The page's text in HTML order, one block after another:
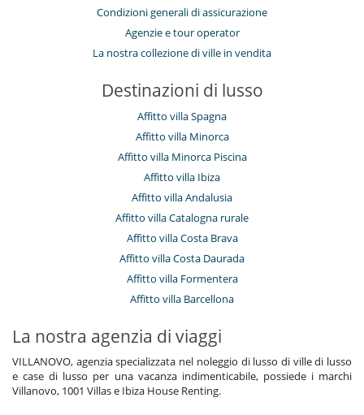
Condizioni generali di assicurazione
Agenzie e tour operator
La nostra collezione di ville in vendita
Destinazioni di lusso
Affitto villa Spagna
Affitto villa Minorca
Affitto villa Minorca Piscina
Affitto villa Ibiza
Affitto villa Andalusia
Affitto villa Catalogna rurale
Affitto villa Costa Brava
Affitto villa Costa Daurada
Affitto villa Formentera
Affitto villa Barcellona
La nostra agenzia di viaggi
VILLANOVO, agenzia specializzata nel noleggio di lusso di ville di lusso
e case di lusso per una vacanza indimenticabile, possiede i marchi
Villanovo, 1001 Villas e Ibiza House Renting.